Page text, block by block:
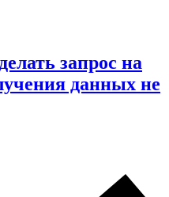
запрос на
данных не